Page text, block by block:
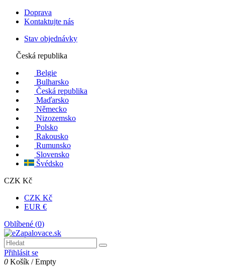
Doprava
Kontaktujte nás
Stav objednávky
Česká republika
Belgie
Bulharsko
Česká republika
Maďarsko
Německo
Nizozemsko
Polsko
Rakousko
Rumunsko
Slovensko
Švédsko
CZK Kč
CZK Kč
EUR €
Oblíbené (0)
Přihlásit se
0 Košík /Empty